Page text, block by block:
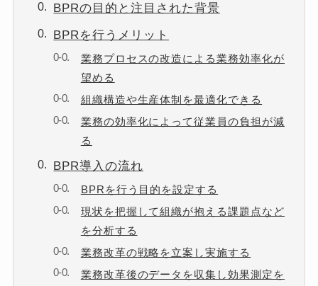
BPRの目的と注目された背景
BPRを行うメリット
業務プロセスの改造による業務効率化が
望める
組織構造や生産体制を最適化できる
業務の効率化によって従業員の負担が減
る
BPR導入の流れ
BPRを行う目的を設定する
現状を把握して組織が抱える課題点など
を分析する
業務改革の戦略を立案し実施する
業務改革後のデータを収集し効果測定を